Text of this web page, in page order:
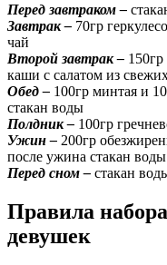
Перед завтраком –
Завтрак – 70гр
чай
Второй завтрак –
каши с салатом из
Обед – 100гр минтая и
стакан воды
Полдник – 100гр
Ужин – 200гр
после ужина стакан воды
Перед сном – стакан
Правила
девушек